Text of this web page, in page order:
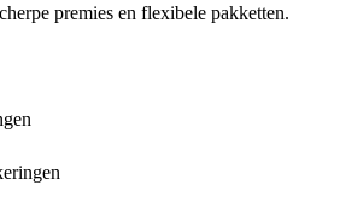
premies en flexibele pakketten.